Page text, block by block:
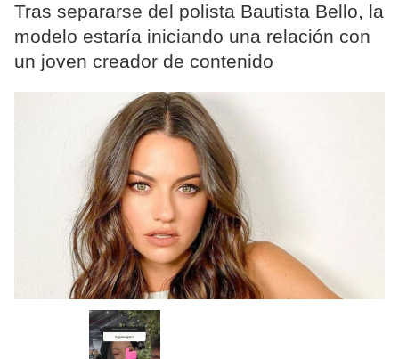
Tras separarse del polista Bautista Bello, la
modelo estaría iniciando una relación con
un joven creador de contenido